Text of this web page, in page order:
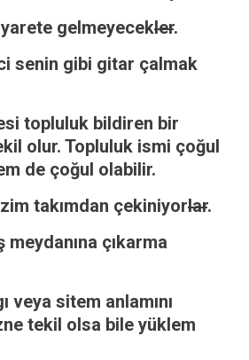
gelmeyecekler.
senin gibi gitar çalmak
topluluk bildiren bir
olur. Topluluk ismi çoğul
de çoğul olabilir.
takımdan çekiniyorlar.
çıkarma
veya sitem anlamını
tekil olsa bile yüklem